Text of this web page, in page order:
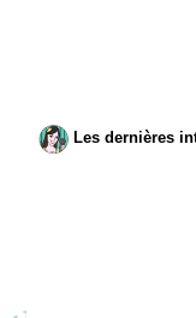
Les dernières